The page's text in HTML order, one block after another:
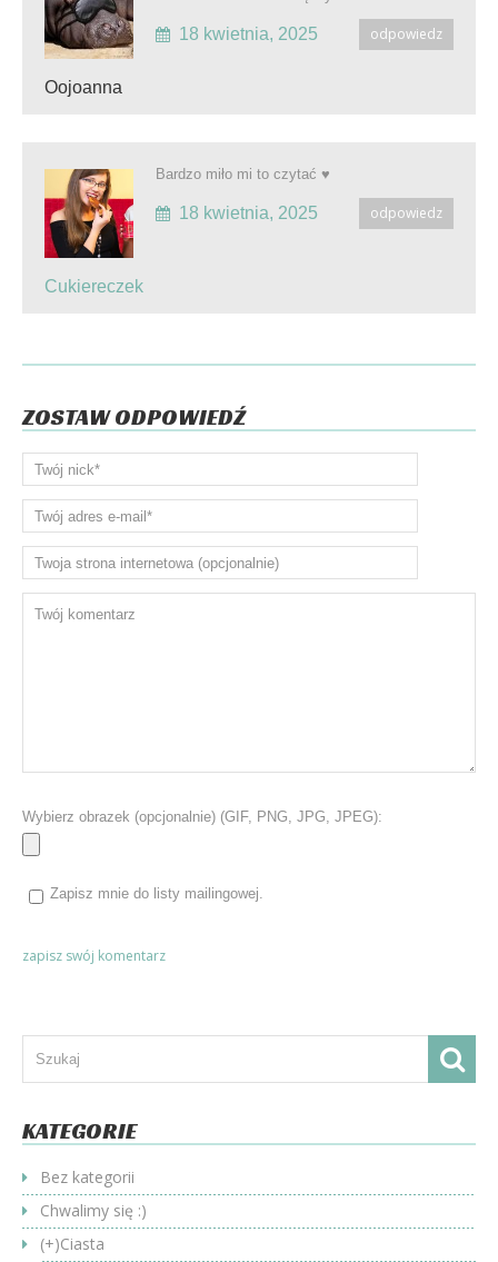
Oojoanna
odpowiedz
18 kwietnia, 2025
Cukiereczek
Bardzo miło mi to czytać ♥️
odpowiedz
18 kwietnia, 2025
ZOSTAW ODPOWIEDŹ
Wybierz obrazek (opcjonalnie) (GIF, PNG, JPG, JPEG):
Zapisz mnie do listy mailingowej.
KATEGORIE
Bez kategorii
Chwalimy się :)
(+)Ciasta